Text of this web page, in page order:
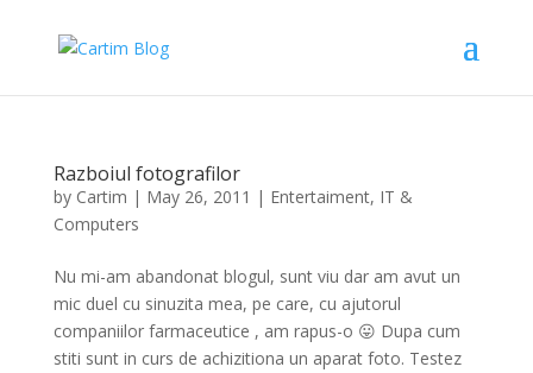
Razboiul fotografilor
by Cartim | May 26, 2011 | Entertaiment, IT &
Computers
Nu mi-am abandonat blogul, sunt viu dar am avut un
mic duel cu sinuzita mea, pe care, cu ajutorul
companiilor farmaceutice , am rapus-o 😛 Dupa cum
stiti sunt in curs de achizitiona un aparat foto. Testez